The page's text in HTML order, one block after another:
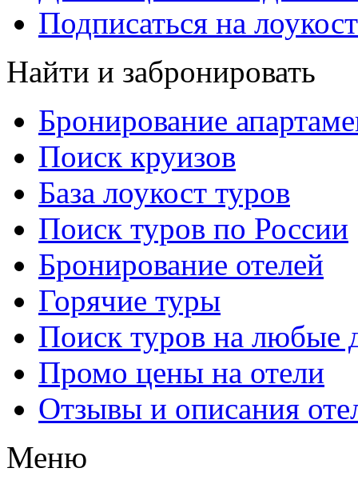
Подписаться на
Найти и забронировать
Бронирование
Поиск круизов
База лоукост туров
Поиск туров по России
Бронирование отелей
Горячие туры
Поиск туров на любые
Промо цены на отели
Отзывы и описания
Меню